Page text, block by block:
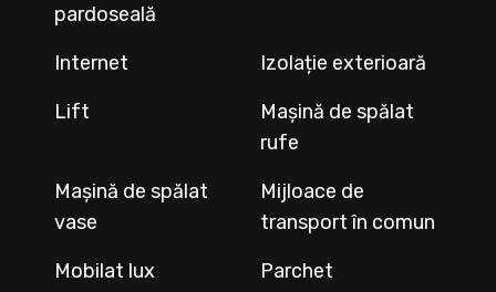
pardoseală
Internet
Izolație exterioară
Lift
Mașină de spălat
rufe
Mașină de spălat
vase
Mijloace de
transport în comun
Mobilat lux
Parchet